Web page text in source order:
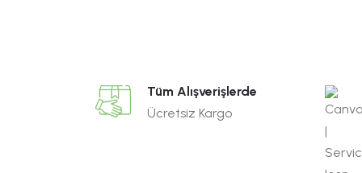
Tüm Alışverişlerde
Ücretsiz Kargo